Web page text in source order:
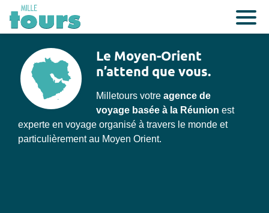
Le Moyen-Orient
n’attend que vous.
Milletours votre agence de
voyage basée à la Réunion est
experte en voyage organisé à travers le monde et
particulièrement au Moyen Orient.